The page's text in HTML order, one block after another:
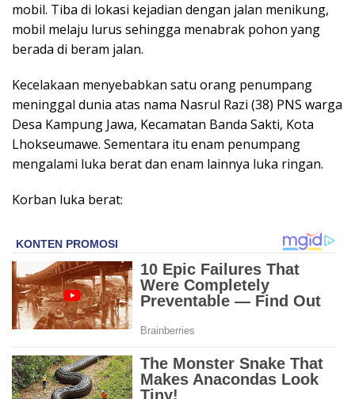
mobil. Tiba di lokasi kejadian dengan jalan menikung,
mobil melaju lurus sehingga menabrak pohon yang
berada di beram jalan.
Kecelakaan menyebabkan satu orang penumpang
meninggal dunia atas nama Nasrul Razi (38) PNS warga
Desa Kampung Jawa, Kecamatan Banda Sakti, Kota
Lhokseumawe. Sementara itu enam penumpang
mengalami luka berat dan enam lainnya luka ringan.
Korban luka berat: